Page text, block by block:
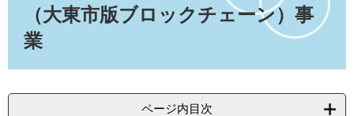
（大東市版ブロックチェーン）事
業
ページ内目次